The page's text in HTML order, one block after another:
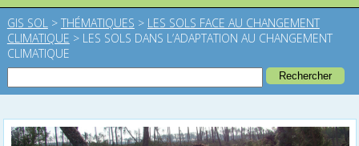
GIS SOL > THÉMATIQUES > LES SOLS FACE AU CHANGEMENT
CLIMATIQUE > LES SOLS DANS L’ADAPTATION AU CHANGEMENT
CLIMATIQUE